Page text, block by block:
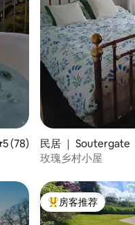
均评分 5 分（满分 5 分），
5 (78)
民居 ｜ Soutergate
玫瑰乡村小屋
热门「房客推荐」
房客推荐